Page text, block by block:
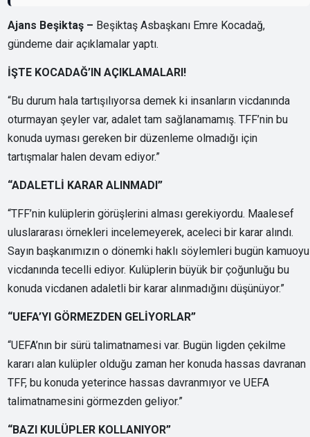
Ajans Beşiktaş – Beşiktaş Asbaşkanı Emre Kocadağ,
gündeme dair açıklamalar yaptı.
İŞTE KOCADAĞ’IN AÇIKLAMALARI!
“Bu durum hala tartışılıyorsa demek ki insanların vicdanında
oturmayan şeyler var, adalet tam sağlanamamış. TFF’nin bu
konuda uyması gereken bir düzenleme olmadığı için
tartışmalar halen devam ediyor.”
“ADALETLİ KARAR ALINMADI”
“TFF’nin kulüplerin görüşlerini alması gerekiyordu. Maalesef
uluslararası örnekleri incelemeyerek, aceleci bir karar alındı.
Sayın başkanımızın o dönemki haklı söylemleri bugün kamuoyu
vicdanında tecelli ediyor. Kulüplerin büyük bir çoğunluğu bu
konuda vicdanen adaletli bir karar alınmadığını düşünüyor.”
“UEFA’YI GÖRMEZDEN GELİYORLAR”
“UEFA’nın bir sürü talimatnamesi var. Bugün ligden çekilme
kararı alan kulüpler olduğu zaman her konuda hassas davranan
TFF, bu konuda yeterince hassas davranmıyor ve UEFA
talimatnamesini görmezden geliyor.”
“BAZI KULÜPLER KOLLANIYOR”